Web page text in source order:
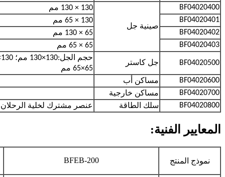
BF04020400
صينية جل
130 × 130 مم
BF04020401
130 × 65 مم
BF04020402
65 × 130 مم
BF04020403
65 × 65 مم
BF04020500 جل كاستر
حجم الجل:
65×65 مم
BF04020600
مساكن أب
BF04020700
مساكن خارجية
BF04020800
سلك الطاقة عنصر مشترك لخلية الرحلان
المعايير الفنية:
نموذج المنتج BFEB-200